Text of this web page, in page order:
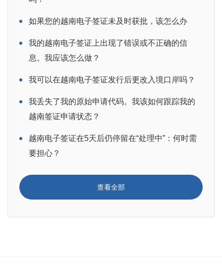
如果您的越南电子签证未及时获批，该怎么办
我的越南电子签证上出现了错误或不正确的信
息。我应该怎么做？
我可以在越南电子签证发行后更改入境口岸吗？
我丢失了我的原始申请代码。我该如何跟踪我的
越南签证申请状态？
越南电子签证在5天后仍停留在“处理中”：何时需
要担心？
查看全部